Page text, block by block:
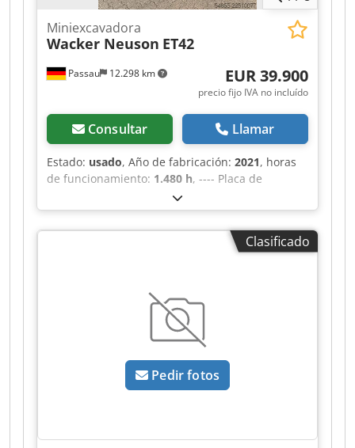
Passau 12.298 km
Miniexcavadora
Wacker Neuson ET42
EUR 39.900
precio fijo IVA no incluído
Consultar Llamar
Estado: usado, Año de fabricación: 2021, horas
de funcionamiento: 1.480 h, ---- Placa de
nivelación Cadenas de goma Bloque único Radio
Aire acondicionado 3.º circuito hidráulico Cjdpfx
Aozr Tt Ssqqsrf Incluye: Powertilt HS03
Clasificado
Pedir fotos